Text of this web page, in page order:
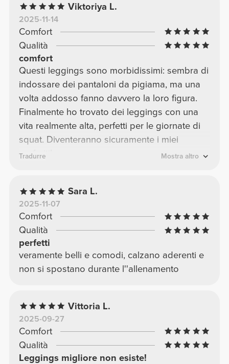
Viktoriya L.
2025-11-14
Comfort
Qualità
comfort
Questi leggings sono morbidissimi: sembra di
indossare dei pantaloni da pigiama, ma una
volta addosso fanno davvero la loro figura.
Finalmente ho trovato dei leggings con una
vita realmente alta, perfetti per le giornate di
squat. Diventeranno sicuramente i miei
preferiti!
Tradurre Mostra altro
Sara L.
2025-11-07
Comfort
Qualità
perfetti
veramente belli e comodi, calzano aderenti e
non si spostano durante l''allenamento
Vittoria L.
2025-09-27
Comfort
Qualità
Leggings migliore non esiste!